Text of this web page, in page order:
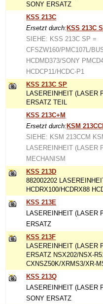
SONY ERSATZ
KSS 213C
Ersetzt durch: KSS 213C
SIEHE: KSS 213C SP =
CFSZW160/PMC107L/
HCDMD373/SONY
HCDCP11/HCDC-P1
KSS 213C SP
LASEREINHEIT (LASER
ERSATZ TEIL
KSS 213C+M
Ersetzt durch: KSM
SIEHE: KSM 213CCM
LASEREINHEIT (LASER
MECHANISM
KSS 213D
882002202
HCDRX100/HCDRX88
KSS 213E
LASEREINHEIT (LASER
ERSATZ
KSS 213F
LASEREINHEIT (LASER
ERSATZ NSX202/NSX-
CXNSZ50K/XRMS3/XR-
KSS 213Q
LASEREINHEIT (LASER
SONY ERSATZ